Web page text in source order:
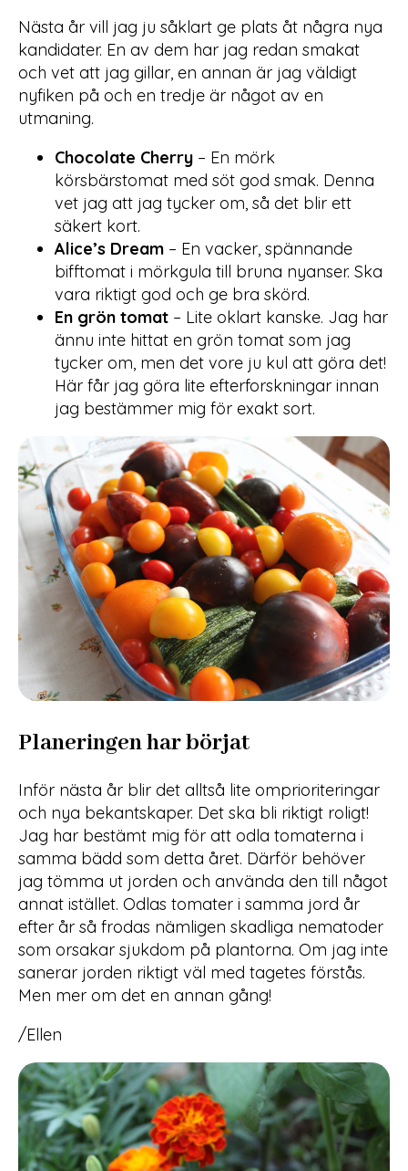
Nästa år vill jag ju såklart ge plats åt några nya
kandidater. En av dem har jag redan smakat
och vet att jag gillar, en annan är jag väldigt
nyfiken på och en tredje är något av en
utmaning.
Chocolate Cherry – En mörk
körsbärstomat med söt god smak. Denna
vet jag att jag tycker om, så det blir ett
säkert kort.
Alice’s Dream – En vacker, spännande
bifftomat i mörkgula till bruna nyanser. Ska
vara riktigt god och ge bra skörd.
En grön tomat – Lite oklart kanske. Jag har
ännu inte hittat en grön tomat som jag
tycker om, men det vore ju kul att göra det!
Här får jag göra lite efterforskningar innan
jag bestämmer mig för exakt sort.
Planeringen har börjat
Inför nästa år blir det alltså lite omprioriteringar
och nya bekantskaper. Det ska bli riktigt roligt!
Jag har bestämt mig för att odla tomaterna i
samma bädd som detta året. Därför behöver
jag tömma ut jorden och använda den till något
annat istället. Odlas tomater i samma jord år
efter år så frodas nämligen skadliga nematoder
som orsakar sjukdom på plantorna. Om jag inte
sanerar jorden riktigt väl med tagetes förstås.
Men mer om det en annan gång!
/Ellen